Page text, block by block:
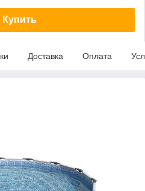
Купить
Доставка Оплата